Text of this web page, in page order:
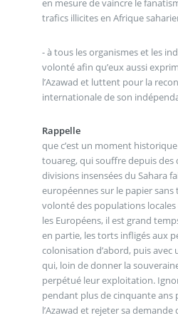
en mesure de vaincre le
trafics illicites en Afrique
- à tous les organismes et les
volonté afin qu’eux aussi
l’Azawad et luttent pour la
internationale de son
Rappelle
que c’est un moment
touareg, qui souffre depuis des
divisions insensées du Sahara
européennes sur le papier
volonté des populations
les Européens, il est grand
en partie, les torts infligés aux
colonisation d’abord, puis avec
qui, loin de donner la
perpétué leur exploitation.
pendant plus de cinquante ans
l’Azawad et rejeter sa demande